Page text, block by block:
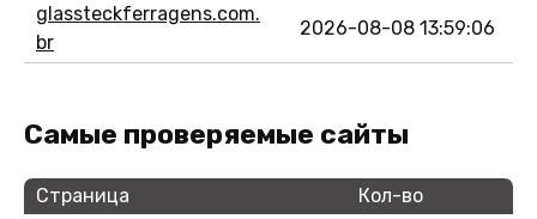
glassteckferragens.com.
br
2026-08-08 13:59:06
Самые проверяемые сайты
Страница
Кол-во